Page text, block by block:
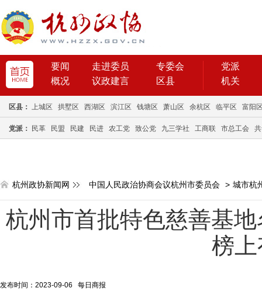
要闻 走进委员
专委会
概况
议政建言 区县
党派
机关
区县： 上城区 拱墅区 西湖区 滨江区 钱塘区 萧山区 余杭区 临平区 富阳
党派： 民革 民盟 民建 民进 农工党 致公党 九三学社 工商联 市总工会
杭州政协新闻网 中国人民政治协商会议杭州市委员会 > 城市杭
杭州市首批特色慈善基
榜
发布时间：2023-09-06 每日商报